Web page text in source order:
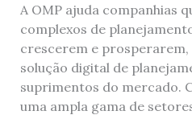
A OMP ajuda companhias
complexos de
crescerem e
solução digital de
suprimentos do mercado.
uma ampla gama de